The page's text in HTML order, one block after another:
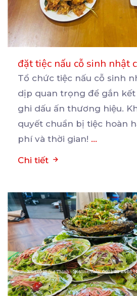
đặt tiệc nấu cỗ sinh nhật
Tổ chức tiệc nấu cỗ sinh
dịp quan trọng để gắn kết
ghi dấu ấn thương hiệu.
quyết chuẩn bị tiệc hoàn
phí và thời gian! ...
Chi tiết